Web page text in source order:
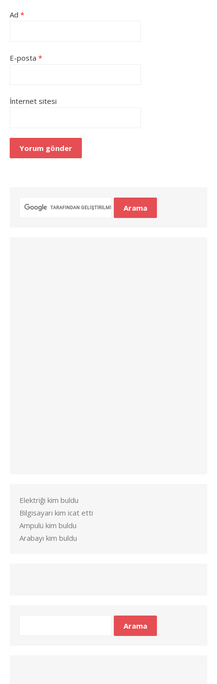
Ad *
E-posta *
İnternet sitesi
Elektriği kim buldu
Bilgisayarı kim icat etti
Ampulü kim buldu
Arabayı kim buldu